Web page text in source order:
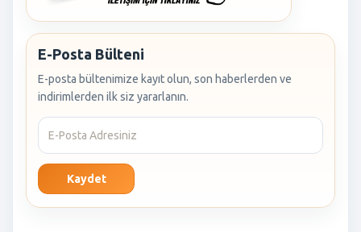
E-Posta Bülteni
E-posta bültenimize kayıt olun, son haberlerden ve
indirimlerden ilk siz yararlanın.
Kaydet